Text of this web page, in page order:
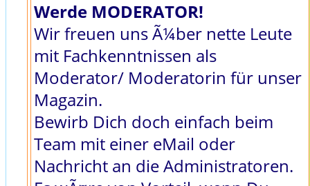
Werde MODERATOR!
Wir freuen uns Ã¼ber nette Leute
mit Fachkenntnissen als
Moderator/ Moderatorin für unser
Magazin.
Bewirb Dich doch einfach beim
Team mit einer eMail oder
Nachricht an die Administratoren.